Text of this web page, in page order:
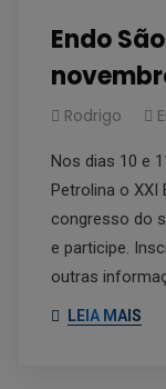
Endo
Rodrigo
Nos dias 10 e
Petrolina o XXI
congresso do
e participe.
outras
LEIA MAIS